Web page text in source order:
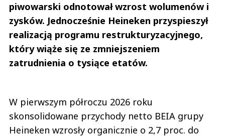
piwowarski odnotował wzrost wolumenów i
zysków. Jednocześnie Heineken przyspieszył
realizacją programu restrukturyzacyjnego,
który wiąże się ze zmniejszeniem
zatrudnienia o tysiące etatów.
W pierwszym półroczu 2026 roku
skonsolidowane przychody netto BEIA grupy
Heineken wzrosły organicznie o 2,7 proc. do